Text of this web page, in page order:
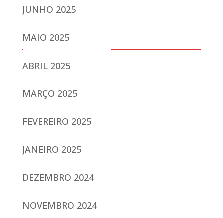
JUNHO 2025
MAIO 2025
ABRIL 2025
MARÇO 2025
FEVEREIRO 2025
JANEIRO 2025
DEZEMBRO 2024
NOVEMBRO 2024